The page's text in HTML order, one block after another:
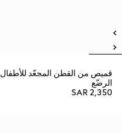
قميص من القطن المجعّد للأطفال
الرضّع
SAR 2,350